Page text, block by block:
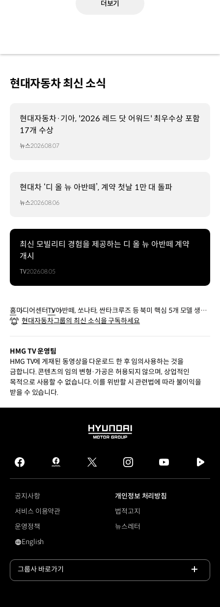
더보기
현대자동차 최신 소식
현대자동차·기아, '2026 레드 닷 어워드' 최우수상 포함
17개 수상
뉴스2026.08.07
현대차 ‘디 올 뉴 아반떼’, 계약 첫날 1만 대 돌파
뉴스2026.08.06
최신 모빌리티 경험을 제공하는 디 올 뉴 아반떼 계약
개시
TV2026.08.05
홈미디어센터TV아반떼, 쏘나타, 싼타크루즈 등 북미 핵심 5개 모델 생산
공장, 현대자동차 미국 앨라배마 플랜트 랜선 투어
현대자동차그룹의 최신 소식을 구독하세요
HMG TV 운영팀
HMG TV에 게재된 동영상을 다운로드 한 후 임의사용하는 것을
금합니다. 콘텐츠의 임의 변형·가공은 허용되지 않으며, 상업적인
목적으로 사용할 수 없습니다. 이를 위반할 시 관련법에 따라 불이익을
받을 수 있습니다.
HYUNDAI
GROUP
facebook
hmg
journal
twitter instagram
tv
공지사항
개인정보 처리방침
서비스 이용약관
법적고지
운영정책
뉴스레터
영문 사이트로 이동
English
그룹사 바로가기